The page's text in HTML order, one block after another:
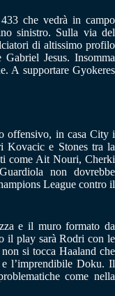
che vedrà in campo
sinistro. Sulla via del
di altissimo profilo
Jesus. Insomma
A supportare Gyokeres
offensivo, in casa City i
Kovacic e Stones tra la
come Ait Nouri, Cherki
non dovrebbe
League contro il
e il muro formato da
il play sarà Rodri con le
si tocca Haaland che
l’imprendibile Doku. Il
come nella